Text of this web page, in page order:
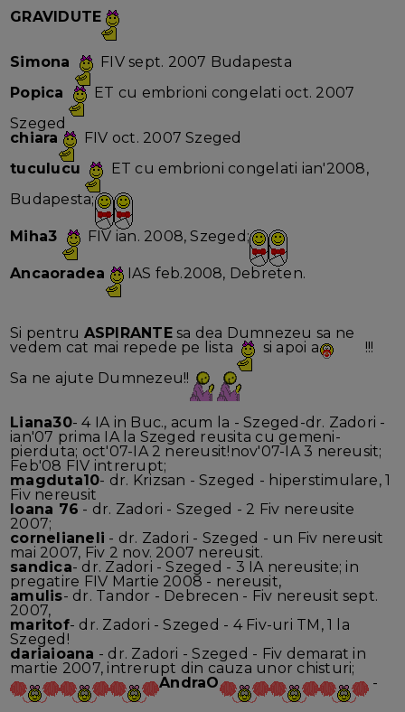
GRAVIDUTE
Simona
FIV sept. 2007 Budapesta
Popica
ET cu embrioni congelati oct. 2007
Szeged
chiara
FIV oct. 2007 Szeged
tuculucu
ET cu embrioni congelati ian'2008,
Budapesta;
Miha3 FIV ian. 2008, Szeged;
Ancaoradea IAS feb.2008, Debreten.
Si pentru ASPIRANTEsa dea Dumnezeu sa ne
vedem cat mai repede pe lista
si apoi a
!!!
Sa ne ajute Dumnezeu!!
Liana30- 4 IA in Buc., acum la - Szeged-dr. Zadori -
ian'07 prima IA la Szeged reusita cu gemeni-
pierduta; oct'07-IA 2 nereusit!nov'07-IA 3 nereusit;
Feb'08 FIV intrerupt;
magduta10- dr. Krizsan - Szeged - hiperstimulare, 1
Fiv nereusit
Ioana 76 - dr. Zadori - Szeged - 2 Fiv nereusite
2007;
cornelianeli - dr. Zadori - Szeged - un Fiv nereusit
mai 2007, Fiv 2 nov. 2007 nereusit.
sandica- dr. Zadori - Szeged - 3 IA nereusite; in
pregatire FIV Martie 2008 - nereusit,
amulis- dr. Tandor - Debrecen - Fiv nereusit sept.
2007,
maritof- dr. Zadori - Szeged - 4 Fiv-uri TM, 1 la
Szeged!
dariaioana - dr. Zadori - Szeged - Fiv demarat in
martie 2007, intrerupt din cauza unor chisturi;
AndraO
-